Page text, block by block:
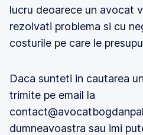
lucru deoarece un avocat
rezolvati problema si cu
costurile pe care le
Daca sunteti in cautarea
trimite pe email la
dumneavoastra sau imi